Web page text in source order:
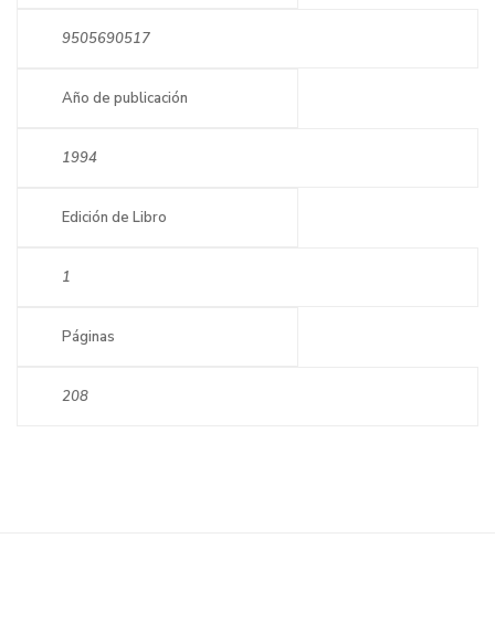
9505690517
Año de publicación
1994
Edición de Libro
1
Páginas
208